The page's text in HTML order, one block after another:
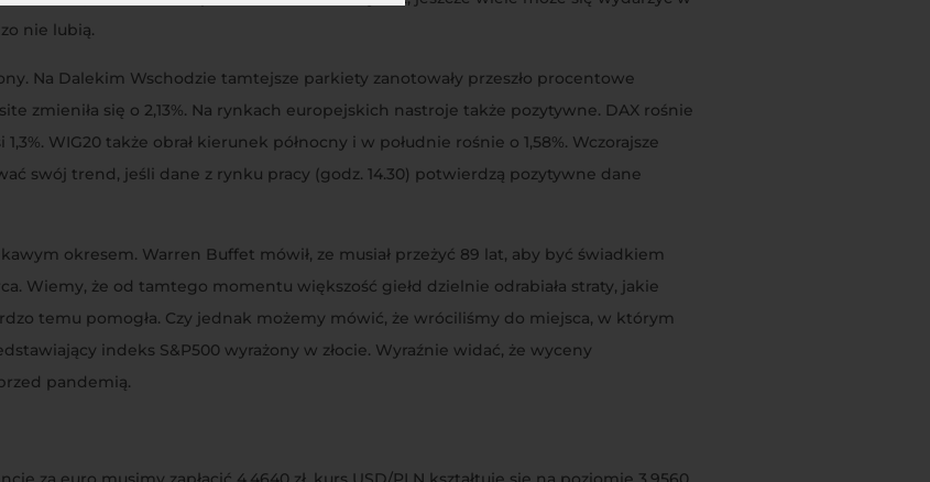
nie lubią.
Na Dalekim Wschodzie tamtejsze parkiety zanotowały przeszło procentowe
zmieniła się o 2,13%. Na rynkach europejskich nastroje także pozytywne. DAX rośnie
WIG20 także obrał kierunek północny i w południe rośnie o 1,58%. Wczorajsze
swój trend, jeśli dane z rynku pracy (godz. 14.30) potwierdzą pozytywne dane
okresem. Warren Buffet mówił, ze musiał przeżyć 89 lat, aby być świadkiem
Wiemy, że od tamtego momentu większość giełd dzielnie odrabiała straty, jakie
temu pomogła. Czy jednak możemy mówić, że wróciliśmy do miejsca, w którym
indeks S&P500 wyrażony w złocie. Wyraźnie widać, że wyceny
pandemią.